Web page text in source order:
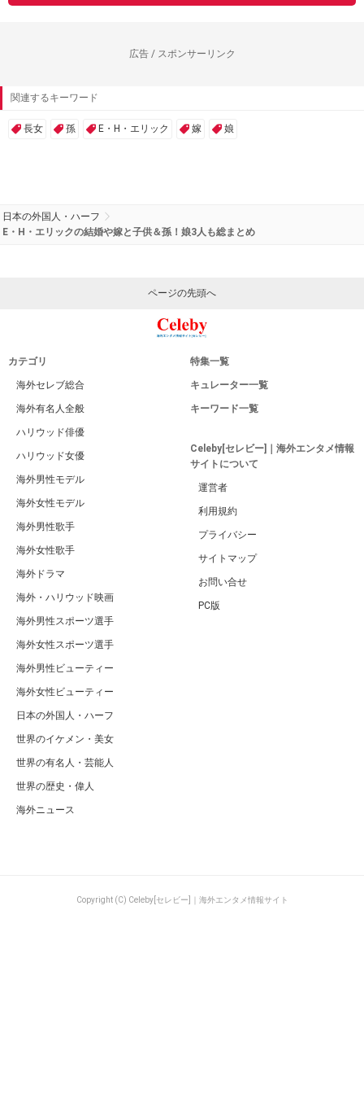
広告 / スポンサーリンク
関連するキーワード
長女 孫 E・H・エリック 嫁 娘
日本の外国人・ハーフ
E・H・エリックの結婚や嫁と子供＆孫！娘3人も総まとめ
ページの先頭へ
カテゴリ
海外セレブ総合
海外有名人全般
ハリウッド俳優
ハリウッド女優
海外男性モデル
海外女性モデル
海外男性歌手
海外女性歌手
海外ドラマ
海外・ハリウッド映画
海外男性スポーツ選手
海外女性スポーツ選手
海外男性ビューティー
海外女性ビューティー
日本の外国人・ハーフ
世界のイケメン・美女
世界の有名人・芸能人
世界の歴史・偉人
海外ニュース
特集一覧
キュレーター一覧
キーワード一覧
Celeby[セレビー]｜海外エンタメ情報
サイトについて
運営者
利用規約
プライバシー
サイトマップ
お問い合せ
PC版
Copyright (C) Celeby[セレビー]｜海外エンタメ情報サイト